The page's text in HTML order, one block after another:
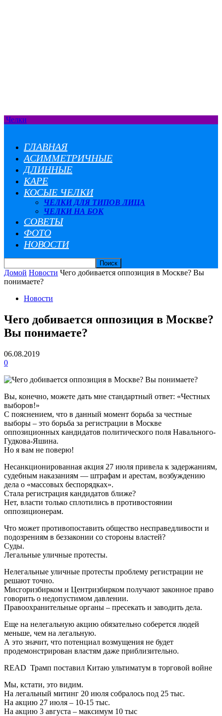
Челки
ГЛАВНАЯ
АСИММЕТРИЧНЫЕ
ДЛИННЫЕ
КАРЕ
КОСЫЕ ЧЕЛКИ
ЧЕЛКИ ДЛЯ ТИПОВ ЛИЦА
ЧЕЛКИ НА БОК
СОВЕТЫ
ФОТО
НОВОСТИ
Домой Новости Чего добивается оппозиция в Москве? Вы
понимаете?
Новости
Чего добивается оппозиция в Москве?
Вы понимаете?
06.08.2019
0
Вы, конечно, можете дать мне стандартный ответ: «Честных
выборов!»
С пояснением, что в данный момент борьба за честные
выборы – это борьба за регистрации в Москве
оппозиционных кандидатов политического поля Навального-
Гудкова-Яшина.
Но я вам не поверю!
Несанкционированная акция 27 июля привела к задержаниям,
судебным наказаниям — штрафам и арестам, возбуждению
дела о «массовых беспорядках».
Стала регистрация кандидатов ближе?
Нет, власти только сплотились в противостоянии
оппозиционерам.
Что может противопоставить общество несправедливости и
подозрениям в беззаконии со стороны властей?
Суды.
Легальные уличные протесты.
Нелегальные уличные протесты проблему регистрации не
решают точно.
Мисгоризбирком и Центризбирком получают законное право
говорить о недопустимом давлении.
Правоохранительные органы – пресекать и заводить дела.
Еще на нелегальную акцию обязательно соберется людей
меньше, чем на легальную.
А это значит, что потенциал возмущения не будет
продемонстрирован властям даже приблизительно.
READ Трамп поставил Китаю ультиматум в торговой войне
Мы, кстати, это видим.
На легальный митинг 20 июля собралось под 25 тыс.
На акцию 27 июля – 10-15 тыс.
На акцию 3 августа – максимум 10 тыс